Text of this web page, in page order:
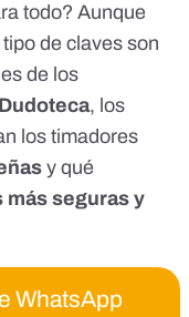
todo? Aunque
de claves son
de los
, los
los timadores
y qué
más seguras y
WhatsApp